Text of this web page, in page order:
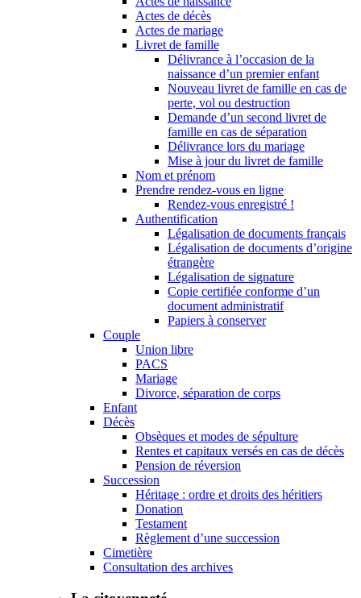
Actes de décès
Actes de mariage
Livret de famille
Délivrance à l’occasion de la
naissance d’un premier enfant
Nouveau livret de famille en cas de
perte, vol ou destruction
Demande d’un second livret de
famille en cas de séparation
Délivrance lors du mariage
Mise à jour du livret de famille
Nom et prénom
Prendre rendez-vous en ligne
Rendez-vous enregistré !
Authentification
Légalisation de documents français
Légalisation de documents d’origine
étrangère
Légalisation de signature
Copie certifiée conforme d’un
document administratif
Papiers à conserver
Couple
Union libre
PACS
Mariage
Divorce, séparation de corps
Enfant
Décès
Obsèques et modes de sépulture
Rentes et capitaux versés en cas de décès
Pension de réversion
Succession
Héritage : ordre et droits des héritiers
Donation
Testament
Règlement d’une succession
Cimetière
Consultation des archives